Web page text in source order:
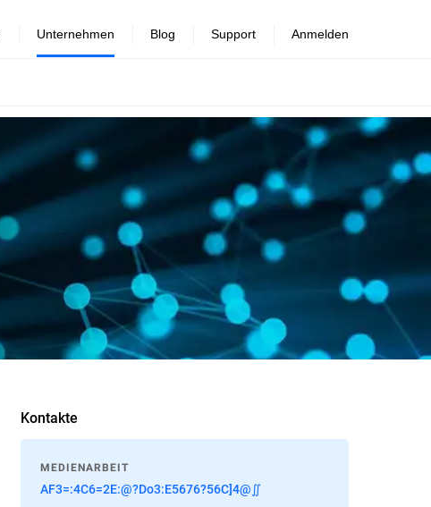
Unternehmen Blog Support Anmelden
Kontakte
MEDIENARBEIT
AF3=:4C6=2E:@?Do3:E5676?56C]4@∬